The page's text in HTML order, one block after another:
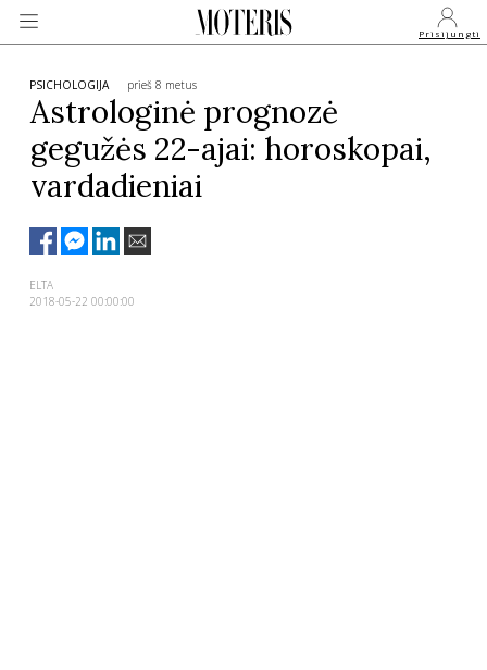
Prisijungti
VEIDAI
MADA
PSICHOLOGIJA prieš 8 metus
Astrologinė prognozė
gegužės 22-ajai: horoskopai,
vardadieniai
ELTA
2018-05-22 00:00:00